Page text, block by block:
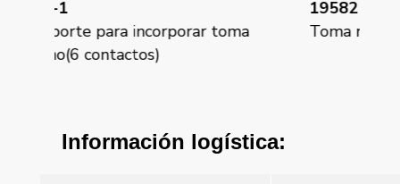
Toma rj11 telefono (6 contactos)
Información logística: